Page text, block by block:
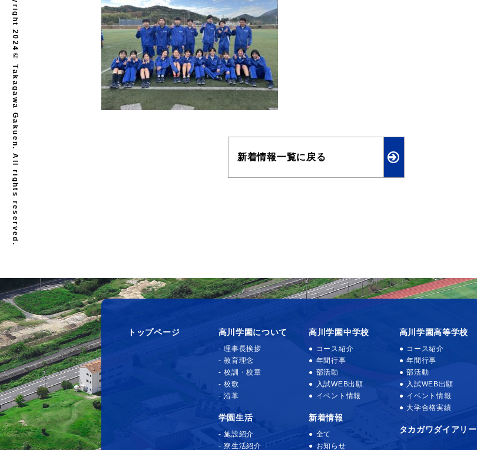
新着情報一覧に戻る
トップページ 高川学園について
理事長挨拶
教育理念
校訓・校章
校歌
沿革
学園生活
施設紹介
寮生活紹介
高川学園中学校
コース紹介
年間行事
部活動
入試WEB出願
イベント情報
新着情報
全て
お知らせ
高川学園高等学校
コース紹介
年間行事
部活動
入試WEB出願
イベント情報
大学合格実績
タカガワダイアリー
Copyright 2024© Takagawa Gakuen. All rights reserved.